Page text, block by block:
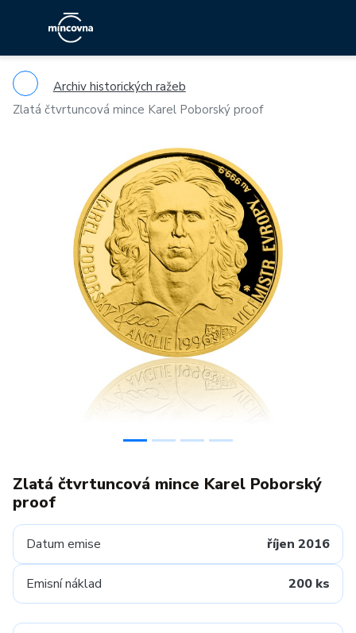
Archiv historických ražeb
Zlatá čtvrtuncová mince Karel Poborský proof
Zlatá čtvrtuncová mince Karel Poborský
proof
Datum emise říjen 2016
Emisní náklad 200 ks